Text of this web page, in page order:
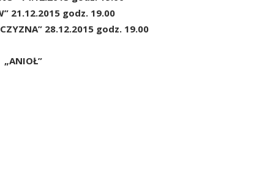
21.12.2015 godz. 19.00
28.12.2015 godz. 19.00
„ANIOŁ”